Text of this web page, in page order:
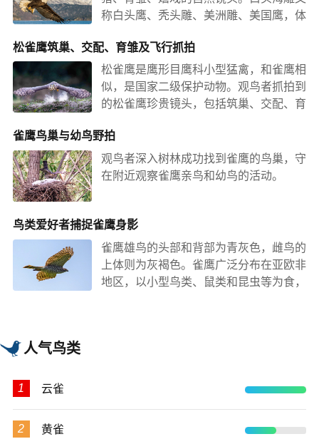
称白头鹰、秃头雕、美洲雕、美国鹰，体
白色，嘴和爪子锐利弯曲，喙、脚和虹膜
均呈鲜黄色。
松雀鹰筑巢、交配、育雏及飞行抓拍
松雀鹰是鹰形目鹰科小型猛禽，和雀鹰相
似，是国家二级保护动物。观鸟者抓拍到
的松雀鹰珍贵镜头，包括筑巢、交配、育
雀鹰鸟巢与幼鸟野拍
观鸟者深入树林成功找到雀鹰的鸟巢，守
在附近观察雀鹰亲鸟和幼鸟的活动。
鸟类爱好者捕捉雀鹰身影
雀鹰雄鸟的头部和背部为青灰色，雌鸟的
上体则为灰褐色。雀鹰广泛分布在亚欧非
地区，以小型鸟类、鼠类和昆虫等为食，
人气鸟类
1 云雀
2 黄雀